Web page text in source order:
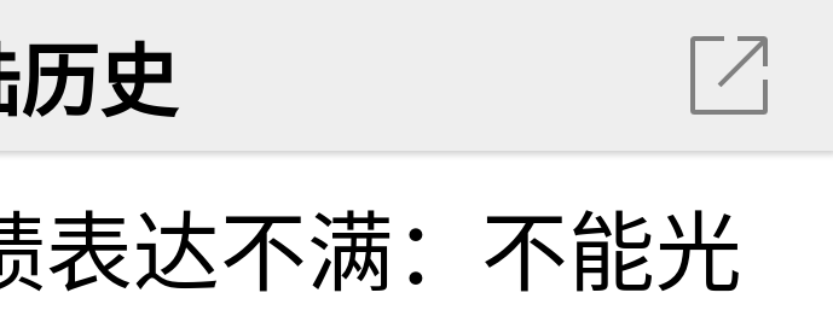
历史
表达不满：不能光